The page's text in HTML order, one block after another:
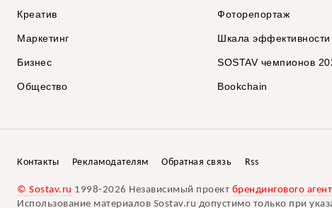
Креатив
Маркетинг
Бизнес
Общество
Фоторепортаж
Шкала
SOSTAV чемпионов
Bookchain
Контакты Рекламодателям Обратная связь Rss
© Sostav.ru 1998-2026 Независимый проект брендингового
Использование материалов Sostav.ru допустимо только при